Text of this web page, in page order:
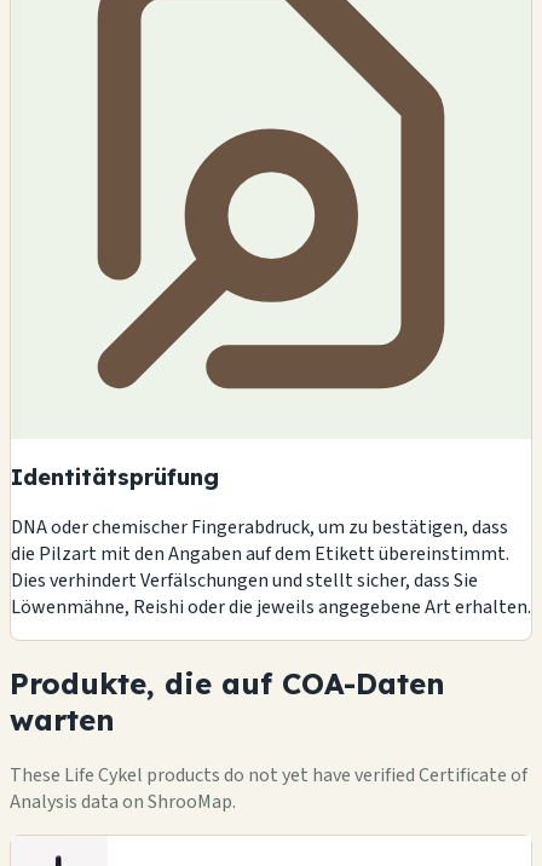
Identitätsprüfung
DNA oder chemischer Fingerabdruck, um zu bestätigen, dass
die Pilzart mit den Angaben auf dem Etikett übereinstimmt.
Dies verhindert Verfälschungen und stellt sicher, dass Sie
Löwenmähne, Reishi oder die jeweils angegebene Art erhalten.
Produkte, die auf COA-Daten
warten
These Life Cykel products do not yet have verified Certificate of
Analysis data on ShrooMap.